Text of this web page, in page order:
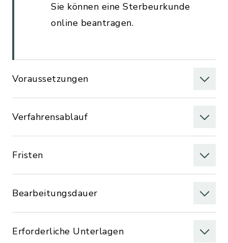
Sie können eine Sterbeurkunde
online beantragen.
Voraussetzungen
Verfahrensablauf
Fristen
Bearbeitungsdauer
Erforderliche Unterlagen